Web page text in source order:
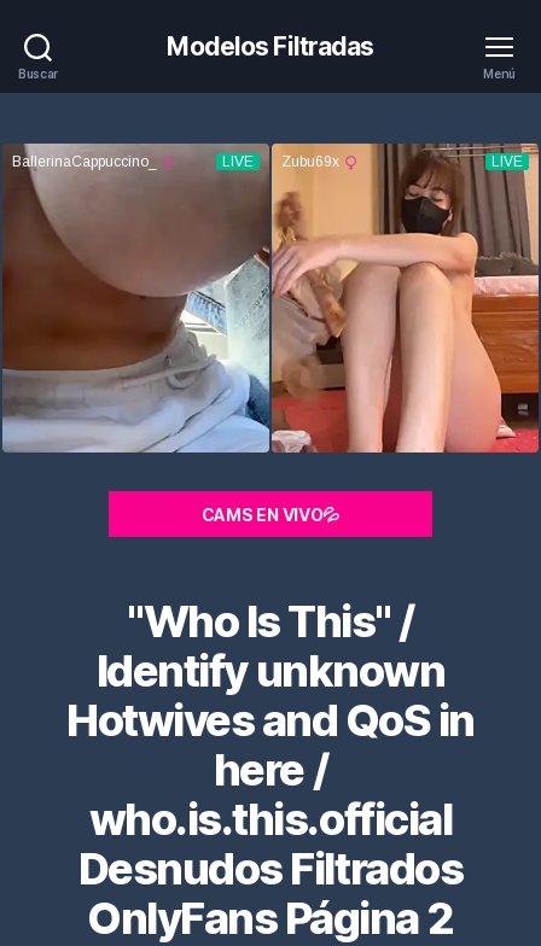
Buscar
Modelos Filtradas
Menú
CAMS EN VIVO💦
"Who Is This" /
Identify unknown
Hotwives and QoS in
here /
who.is.this.official
Desnudos Filtrados
OnlyFans Página 2